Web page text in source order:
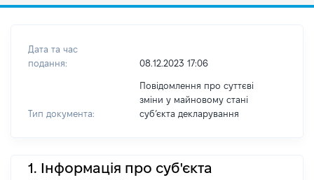
Дата та час
подання:
08.12.2023 17:06
Тип документа:
Повідомлення про суттєві
зміни у майновому стані
субʼєкта декларування
1. Інформація про суб'єкта